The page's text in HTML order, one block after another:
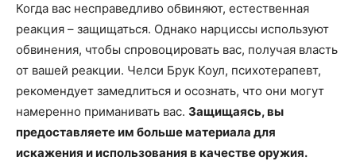
Когда вас несправедливо обвиняют, естественная
реакция – защищаться. Однако нарциссы используют
обвинения, чтобы спровоцировать вас, получая власть
от вашей реакции. Челси Брук Коул, психотерапевт,
рекомендует замедлиться и осознать, что они могут
намеренно приманивать вас. Защищаясь, вы
предоставляете им больше материала для
искажения и использования в качестве оружия.